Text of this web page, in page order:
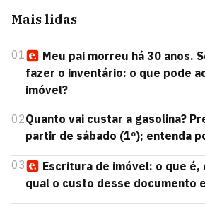
Mais lidas
01
Meu pai morreu há 30 anos.
fazer o inventário: o que pode
imóvel?
02Quanto vai custar a gasolina?
partir de sábado (1º); entenda
03
Escritura de imóvel: o que é,
qual o custo desse documento